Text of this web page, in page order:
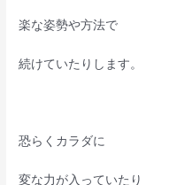
楽な姿勢や方法で
続けていたりします。
恐らくカラダに
変な力が入っていたり